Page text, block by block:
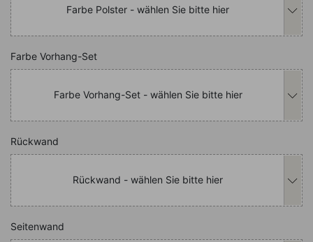
Farbe Polster - wählen Sie bitte hier
Nachfolgend können Sie das
Farbe Vorhang-Set
Farbe Vorhang-Set - wählen Sie bitte hier
Nachfolgend können Sie das
Rückwand
Rückwand - wählen Sie bitte hier
Nachfolgend können Sie das
Seitenwand